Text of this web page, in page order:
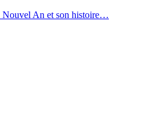
Nouvel An et son histoire…